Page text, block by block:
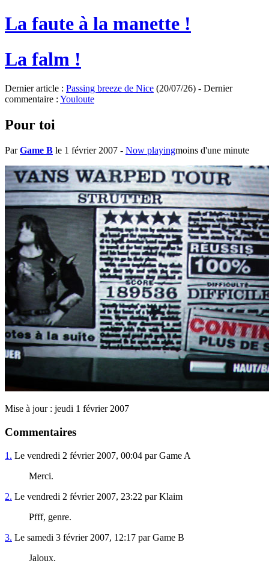
La faute à la manette !
La falm !
Dernier article : Passing breeze de Nice (20/07/26) - Dernier
commentaire : Youloute
Pour toi
ParGame B le 1 février 2007 - Now playingmoins d'une minute
Mise à jour : jeudi 1 février 2007
Commentaires
1. Le vendredi 2 février 2007, 00:04 par Game A
Merci.
2. Le vendredi 2 février 2007, 23:22 par Klaim
Pfff, genre.
3. Le samedi 3 février 2007, 12:17 par Game B
Jaloux.